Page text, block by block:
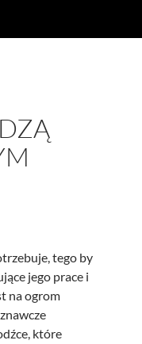
tego by
jego prace i
na ogrom
które